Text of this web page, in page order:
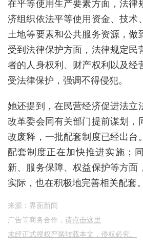
在平等使用生产要素方面，法律
济组织依法平等使用资金、技术
土地等要素和公共服务资源，做
受到法律保护方面，法律规定民
者的人身权利、财产权利以及经
受法律保护，强调不得侵犯。
她还提到，在民营经济促进法立
改革委会同有关部门提前谋划，
改废释，一批配套制度已经出台
配套制度正在加快推进实施；
新、服务保障、权益保护等方面
实际，也在积极地完善相关配套。
来源：界面新闻
广告等商务合作， 请点击这里
未经正式授权严禁转载本文，侵权必究。